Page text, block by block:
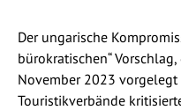
Der ungarische
bürokratischen“
November 2023
Touristikverbände